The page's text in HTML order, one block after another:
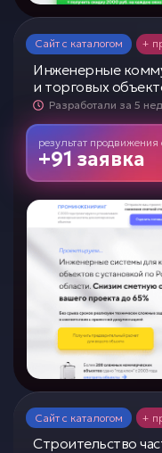
Сайт с каталогом +
Инженерные
и торговых
Разработали за 5
результат продвижения
+91 заявка
Сайт с каталогом +
Строительство